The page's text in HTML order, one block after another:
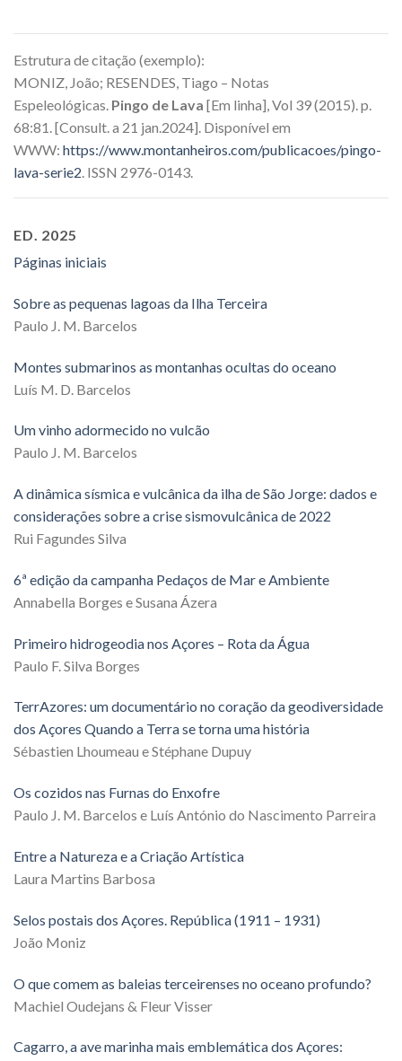
Estrutura de citação (exemplo):
MONIZ, João; RESENDES, Tiago – Notas
Espeleológicas. Pingo de Lava [Em linha], Vol 39 (2015). p.
68:81. [Consult. a 21 jan.2024]. Disponível em
WWW: https://www.montanheiros.com/publicacoes/pingo-
lava-serie2. ISSN 2976-0143.
ED. 2025
Páginas iniciais
Sobre as pequenas lagoas da Ilha Terceira
Paulo J. M. Barcelos
Montes submarinos as montanhas ocultas do oceano
Luís M. D. Barcelos
Um vinho adormecido no vulcão
Paulo J. M. Barcelos
A dinâmica sísmica e vulcânica da ilha de São Jorge: dados e
considerações sobre a crise sismovulcânica de 2022
Rui Fagundes Silva
6ª edição da campanha Pedaços de Mar e Ambiente
Annabella Borges e Susana Ázera
Primeiro hidrogeodia nos Açores – Rota da Água
Paulo F. Silva Borges
TerrAzores: um documentário no coração da geodiversidade
dos Açores Quando a Terra se torna uma história
Sébastien Lhoumeau e Stéphane Dupuy
Os cozidos nas Furnas do Enxofre
Paulo J. M. Barcelos e Luís António do Nascimento Parreira
Entre a Natureza e a Criação Artística
Laura Martins Barbosa
Selos postais dos Açores. República (1911 – 1931)
João Moniz
O que comem as baleias terceirenses no oceano profundo?
Machiel Oudejans & Fleur Visser
Cagarro, a ave marinha mais emblemática dos Açores: